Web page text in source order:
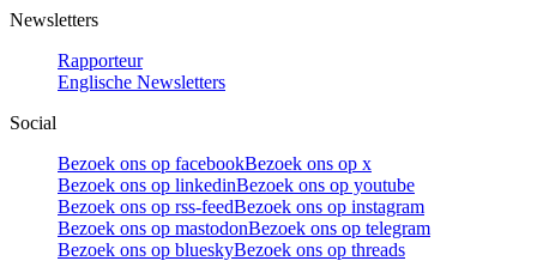
Newsletters
Rapporteur
Englische Newsletters
Social
Bezoek ons op facebookBezoek ons op x
Bezoek ons op linkedinBezoek ons op youtube
Bezoek ons op rss-feedBezoek ons op instagram
Bezoek ons op mastodonBezoek ons op telegram
Bezoek ons op blueskyBezoek ons op threads